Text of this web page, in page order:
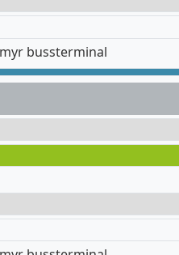
bussterminal